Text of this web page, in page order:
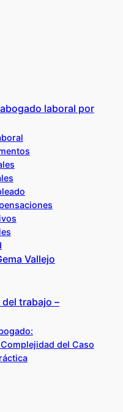
laboral por
Vallejo
trabajo –
del Caso